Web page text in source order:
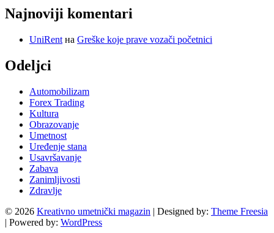
Najnoviji komentari
UniRent на Greške koje prave vozači početnici
Odeljci
Automobilizam
Forex Trading
Kultura
Obrazovanje
Umetnost
Uređenje stana
Usavršavanje
Zabava
Zanimljivosti
Zdravlje
© 2026 Kreativno umetnički magazin | Designed by: Theme Freesia
| Powered by: WordPress